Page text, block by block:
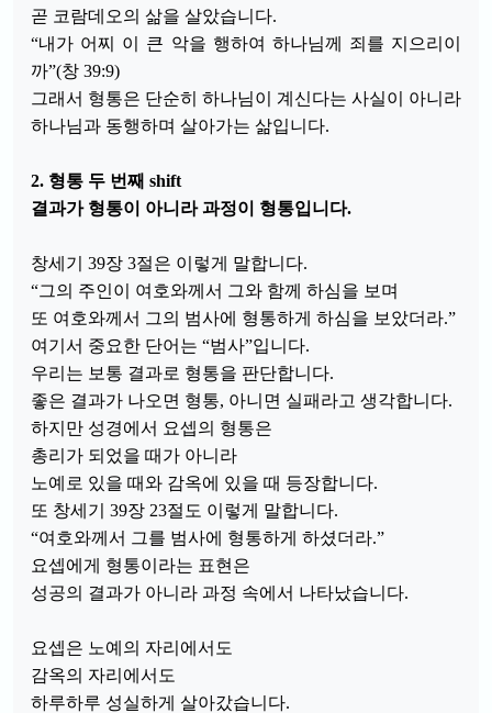
곧 코람데오의 삶을 살았습니다.
“내가 어찌 이 큰 악을 행하여 하나님께 죄를 지으리이
까”(창 39:9)
그래서 형통은 단순히 하나님이 계신다는 사실이 아니라
하나님과 동행하며 살아가는 삶입니다.
2. 형통 두 번째 shift
결과가 형통이 아니라 과정이 형통입니다.
창세기 39장 3절은 이렇게 말합니다.
“그의 주인이 여호와께서 그와 함께 하심을 보며
또 여호와께서 그의 범사에 형통하게 하심을 보았더라.”
여기서 중요한 단어는 “범사”입니다.
우리는 보통 결과로 형통을 판단합니다.
좋은 결과가 나오면 형통, 아니면 실패라고 생각합니다.
하지만 성경에서 요셉의 형통은
총리가 되었을 때가 아니라
노예로 있을 때와 감옥에 있을 때 등장합니다.
또 창세기 39장 23절도 이렇게 말합니다.
“여호와께서 그를 범사에 형통하게 하셨더라.”
요셉에게 형통이라는 표현은
성공의 결과가 아니라 과정 속에서 나타났습니다.
요셉은 노예의 자리에서도
감옥의 자리에서도
하루하루 성실하게 살아갔습니다.